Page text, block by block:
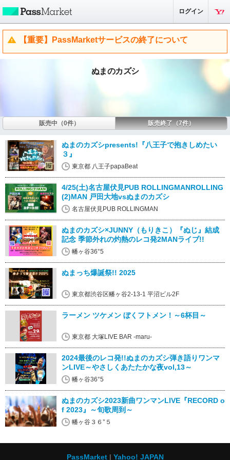
ログイン
【重要】PassMarketサービスの終了について
ぬまのカズシ
販売中（0件） 販売終了（7件）
ぬまのカズシpresents!『八王子で抱きしめたい
３』
東京都 八王子papaBeat
4/25(土)名古屋伏見PUB ROLLINGMANROLLING
(2)MAN 戸田大地vsぬまのカズシ
名古屋伏見PUB ROLLINGMAN
ぬまのカズシ×JUNNY（もりきこ）『ぬじ』結成
記念 季節外れの灼熱のレコ発2MANライブ!!
幡ヶ谷36°5
ぬまっち爆誕祭!! 2025
東京都渋⾕区幡ヶ⾕2-13-1 平沼ビル2F
ラーメン ツケメン ぼくフトメン！～6杯目～
東京都 大塚LIVE BAR -maru-
2024最後のレコ発!!ぬまのカズシ弾き語りワンマ
ンLIVE～やさしくあたたかな夜vol,13～
幡ヶ谷36°5
ぬまのカズシ2023新曲ワンマンLIVE『RECORD o
f 2023』～旬歌周到～
幡ヶ谷３６°５
PassMarket Yahoo! JAPAN